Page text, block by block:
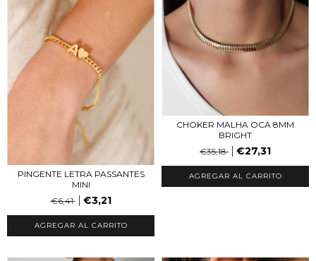
PINGENTE LETRA PASSANTES
MINI
€6,41
€3,21
AGREGAR AL CARRITO
CHOKER MALHA OCA 8MM
BRIGHT
€35,18
€27,31
AGREGAR AL CARRITO